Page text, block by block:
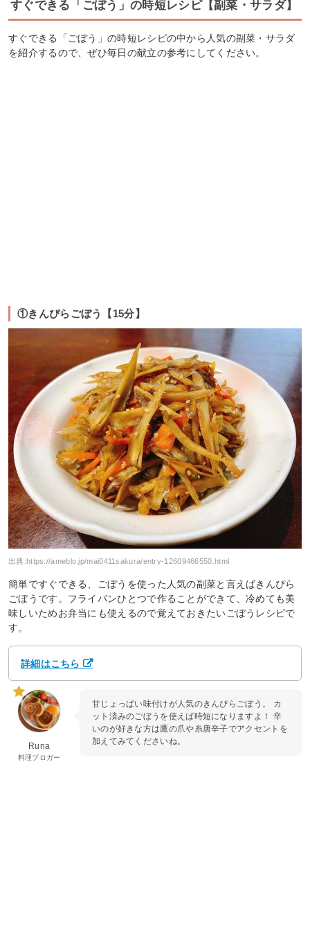
すぐできる「ごぼう」の時短レシピ【副菜・サラダ】
すぐできる「ごぼう」の時短レシピの中から人気の副菜・サラダ
を紹介するので、ぜひ毎日の献立の参考にしてください。
①きんぴらごぼう【15分】
出典:https://ameblo.jp/mai0411sakura/entry-12609466550.html
簡単ですぐできる、ごぼうを使った人気の副菜と言えばきんぴら
ごぼうです。フライパンひとつで作ることができて、冷めても美
味しいためお弁当にも使えるので覚えておきたいごぼうレシピで
す。
詳細はこちら
Runa
料理ブロガー
甘じょっぱい味付けが人気のきんぴらごぼう。 カ
ット済みのごぼうを使えば時短になりますよ！ 辛
いのが好きな方は鷹の爪や糸唐辛子でアクセントを
加えてみてくださいね。